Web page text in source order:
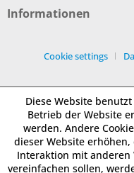
Informationen
Cookie settings
Diese Website
Betrieb der Website
werden. Andere
dieser Website
Interaktion mit anderen
vereinfachen sollen,